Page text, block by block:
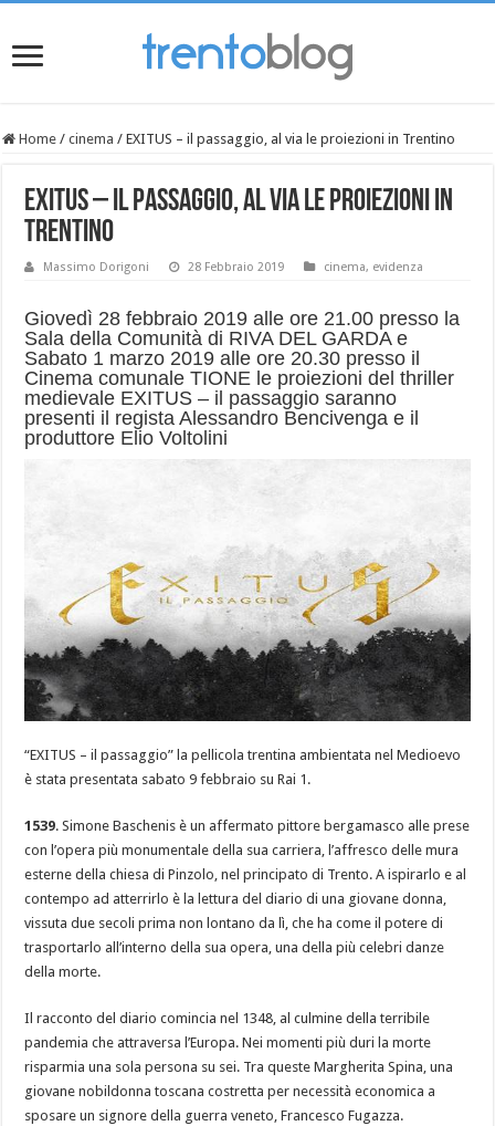
Home / cinema / EXITUS – il passaggio, al via le proiezioni in Trentino
EXITUS – il passaggio, al via le proiezioni in
Trentino
Massimo Dorigoni 28 Febbraio 2019 cinema, evidenza
Giovedì 28 febbraio 2019 alle ore 21.00 presso la
Sala della Comunità di RIVA DEL GARDA e
Sabato 1 marzo 2019 alle ore 20.30 presso il
Cinema comunale TIONE le proiezioni del thriller
medievale EXITUS – il passaggio saranno
presenti il regista Alessandro Bencivenga e il
produttore Elio Voltolini
“EXITUS – il passaggio” la pellicola trentina ambientata nel Medioevo
è stata presentata sabato 9 febbraio su Rai 1.
1539. Simone Baschenis è un affermato pittore bergamasco alle prese
con l’opera più monumentale della sua carriera, l’affresco delle mura
esterne della chiesa di Pinzolo, nel principato di Trento. A ispirarlo e al
contempo ad atterrirlo è la lettura del diario di una giovane donna,
vissuta due secoli prima non lontano da lì, che ha come il potere di
trasportarlo all’interno della sua opera, una della più celebri danze
della morte.
Il racconto del diario comincia nel 1348, al culmine della terribile
pandemia che attraversa l’Europa. Nei momenti più duri la morte
risparmia una sola persona su sei. Tra queste Margherita Spina, una
giovane nobildonna toscana costretta per necessità economica a
sposare un signore della guerra veneto, Francesco Fugazza.